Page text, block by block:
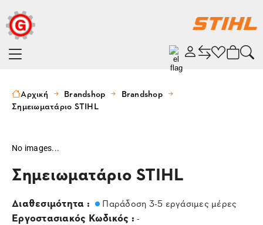
Αρχική Brandshop
Brandshop
Σημειωματάριο STIHL
No images...
Σημειωματάριο STIHL
Διαθεσιμότητα : Παράδοση 3-5 εργάσιμες μέρες
Εργοστασιακός Κωδικός : -